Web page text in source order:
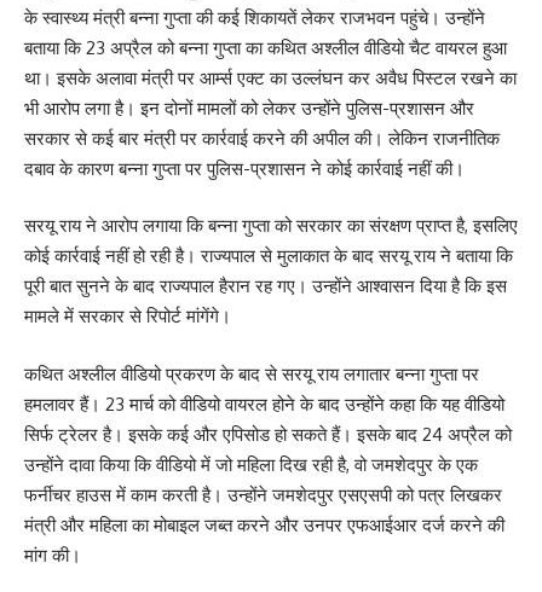
के स्वास्थ्य मंत्री बन्ना गुप्ता की कई शिकायतें लेकर राजभवन पहुंचे। उन्होंने
बताया कि 23 अप्रैल को बन्ना गुप्ता का कथित अश्लील वीडियो चैट वायरल हुआ
था। इसके अलावा मंत्री पर आर्म्स एक्ट का उल्लंघन कर अवैध पिस्टल रखने का
भी आरोप लगा है। इन दोनों मामलों को लेकर उन्होंने पुलिस-प्रशासन और
सरकार से कई बार मंत्री पर कार्रवाई करने की अपील की। लेकिन राजनीतिक
दबाव के कारण बन्ना गुप्ता पर पुलिस-प्रशासन ने कोई कार्रवाई नहीं की।
सरयू राय ने आरोप लगाया कि बन्ना गुप्ता को सरकार का संरक्षण प्राप्त है, इसलिए
कोई कार्रवाई नहीं हो रही है। राज्यपाल से मुलाकात के बाद सरयू राय ने बताया कि
पूरी बात सुनने के बाद राज्यपाल हैरान रह गए। उन्होंने आश्वासन दिया है कि इस
मामले में सरकार से रिपोर्ट मांगेंगे।
कथित अश्लील वीडियो प्रकरण के बाद से सरयू राय लगातार बन्ना गुप्ता पर
हमलावर हैं। 23 मार्च को वीडियो वायरल होने के बाद उन्होंने कहा कि यह वीडियो
सिर्फ ट्रेलर है। इसके कई और एपिसोड हो सकते हैं। इसके बाद 24 अप्रैल को
उन्होंने दावा किया कि वीडियो में जो महिला दिख रही है, वो जमशेदपुर के एक
फर्नीचर हाउस में काम करती है। उन्होंने जमशेदपुर एसएसपी को पत्र लिखकर
मंत्री और महिला का मोबाइल जब्त करने और उनपर एफआईआर दर्ज करने की
मांग की।